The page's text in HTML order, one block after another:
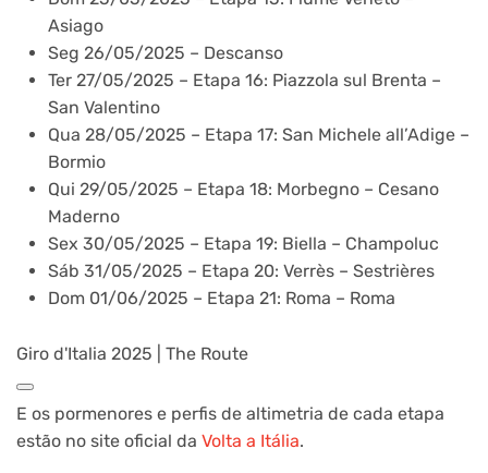
Asiago
Seg 26/05/2025 – Descanso
Ter 27/05/2025 – Etapa 16: Piazzola sul Brenta –
San Valentino
Qua 28/05/2025 – Etapa 17: San Michele all’Adige –
Bormio
Qui 29/05/2025 – Etapa 18: Morbegno – Cesano
Maderno
Sex 30/05/2025 – Etapa 19: Biella – Champoluc
Sáb 31/05/2025 – Etapa 20: Verrès – Sestrières
Dom 01/06/2025 – Etapa 21: Roma – Roma
Giro d'Italia 2025 | The Route
E os pormenores e perfis de altimetria de cada etapa
estão no site oficial da Volta a Itália.